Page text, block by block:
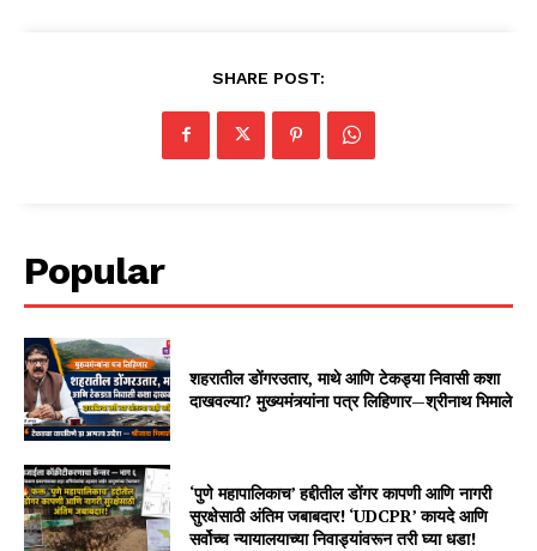
SHARE POST:
Popular
शहरातील डोंगरउतार, माथे आणि टेकड्या निवासी कशा
दाखवल्या? मुख्यमंत्र्यांना पत्र लिहिणार—श्रीनाथ भिमाले
‘पुणे महापालिकाच’ हद्दीतील डोंगर कापणी आणि नागरी
सुरक्षेसाठी अंतिम जबाबदार! ‘UDCPR’ कायदे आणि
सर्वोच्च न्यायालयाच्या निवाड्यांवरून तरी घ्या धडा!